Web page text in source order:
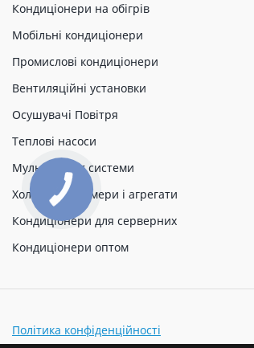
Кондиціонери на обігрів
Мобільні кондиціонери
Промислові кондиціонери
Вентиляційні установки
Осушувачі Повітря
Теплові насоси
Мульти спліт системи
Холодильні камери і агрегати
Кондиціонери для серверних
Кондиціонери оптом
Політика конфіденційності